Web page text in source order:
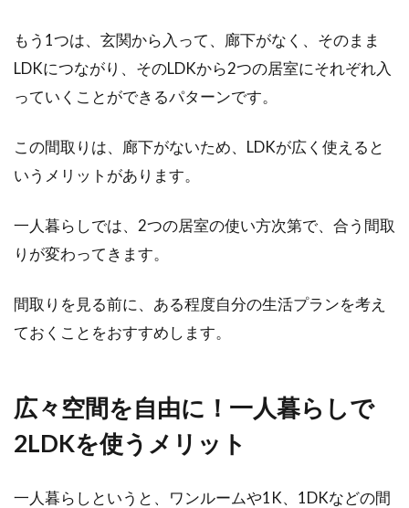
あります。外構には多くの場合、駐車場が含ま
れていま...
小中規模向きの軽量鉄骨アパートは
費用と耐用年数がポイント
小中規模アパートを経営をするときに、どのよ
うな構造の物件が良いのか、分からないという
不動産会社に出向いて契約を取り交わすのが一
もう1つは、玄関から入って、廊下がなく、そのまま
LDKにつながり、そのLDKから2つの居室にそれぞれ入
っていくことができるパターンです。
この間取りは、廊下がないため、LDKが広く使えると
いうメリットがあります。
一人暮らしでは、2つの居室の使い方次第で、合う間取
りが変わってきます。
間取りを見る前に、ある程度自分の生活プランを考え
ておくことをおすすめします。
広々空間を自由に！一人暮らしで
2LDKを使うメリット
一人暮らしというと、ワンルームや1K、1DKなどの間